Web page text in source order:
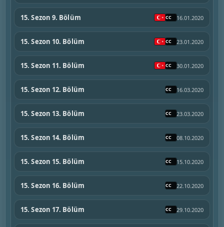
15. Sezon 9. Bölüm 16.01.2020
15. Sezon 10. Bölüm 23.01.2020
15. Sezon 11. Bölüm 30.01.2020
15. Sezon 12. Bölüm 16.03.2020
15. Sezon 13. Bölüm 23.03.2020
15. Sezon 14. Bölüm 08.10.2020
15. Sezon 15. Bölüm 15.10.2020
15. Sezon 16. Bölüm 22.10.2020
15. Sezon 17. Bölüm 29.10.2020